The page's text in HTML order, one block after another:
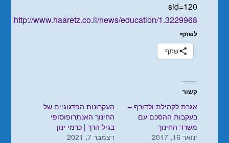
sid=120
http://www.haaretz.co.il/news/education/1.3229968
לשתף
שתף
קשור
אגרת לקהילת ולדורף –
בעקבות ההסכם עם
משרד החינוך
ינואר 16, 2017
העקרונות הפדגוגיים של
החינוך האנתרופוסופי
בגיל הרך | כרמי ינון
דצמבר 7, 2021